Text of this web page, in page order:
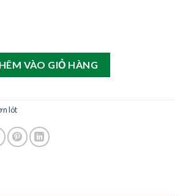
Cấp SuperSealer 18lít số lượng
VÀO GIỎ HÀNG
lót